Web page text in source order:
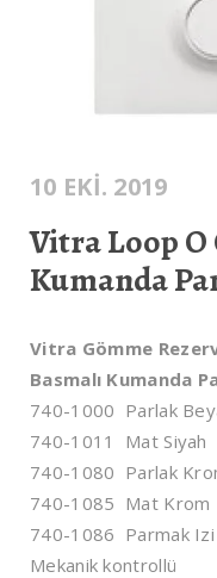
10 EKI. 2019
Vitra Loop O
Kumanda
Vitra Gömme
Basmalı Kumanda
740-1000 Parlak
740-1011 Mat Siyah
740-1080 Parlak
740-1085 Mat Krom
740-1086 Parmak Izi
Mekanik kontrollü